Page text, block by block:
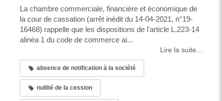
La chambre commerciale, financière et économique de
la cour de cassation (arrêt inédit du 14-04-2021, n°19-
16468) rappelle que les dispositions de l'article L.223-14
alinéa 1 du code de commerce ai...
Lire la suite...
absence de notification à la société
nullité de la cession